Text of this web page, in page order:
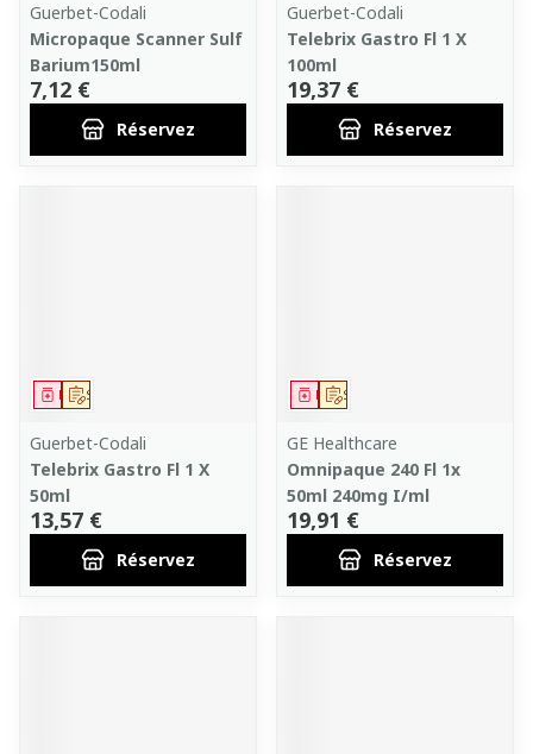
Guerbet-Codali
Micropaque Scanner Sulf
Barium150ml
7,12 €
Réservez
Guerbet-Codali
Telebrix Gastro Fl 1 X
100ml
19,37 €
Réservez
Sur prescription
Médicament
Guerbet-Codali
Telebrix Gastro Fl 1 X
50ml
13,57 €
Réservez
Sur prescription
Médicament
GE Healthcare
Omnipaque 240 Fl 1x
50ml 240mg I/ml
19,91 €
Réservez